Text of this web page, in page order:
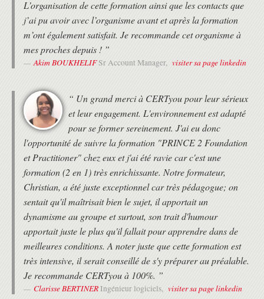
Les organisations fonctionnelles, matricielles
ou dédiées projet
Révision des fondamentaux de la conduite de
projet
La méthodologie PMI®
Les parties prenantes du projet
Le contexte socioculturel et environnemental
Les facteurs environnementaux d'entreprise
Les 10 domaines du Management de Projet
Management de l'intégration du projet (Domaine n°1)
Elaborer la charte du projet
Elaborer le plan de management de projet
Diriger et piloter l'exécution du projet
Surveiller et maîtriser le travail du projet
Maîtrise intégrée des modifications
Clôturer le projet ou la phase
Techniques : sélection de projets, calculs de
profitabilité
L'information historique et la base de
connaissance projet
Management du contenu du projet (Domaine n°2)
L’organisation de cette formation ainsi que les contacts que
j’ai pu avoir avec l’organisme avant et après la formation
m’ont également satisfait. Je recommande cet organisme à
mes proches depuis ! ”
Akim BOUKHELIFSr Account Manager, visiter sa page linkedin
“ Un grand merci à CERTyou pour leur sérieux
et leur engagement. L'environnement est adapté
pour se former sereinement. J'ai eu donc
l'opportunité de suivre la formation "PRINCE 2 Foundation
et Practitioner" chez eux et j'ai été ravie car c'est une
formation (2 en 1) très enrichissante. Notre formateur,
Christian, a été juste exceptionnel car très pédagogue; on
sentait qu'il maîtrisait bien le sujet, il apportait un
dynamisme au groupe et surtout, son trait d'humour
apportait juste le plus qu'il fallait pour apprendre dans de
meilleures conditions. A noter juste que cette formation est
très intensive, il serait conseillé de s'y préparer au préalable.
Je recommande CERTyou à 100%. ”
Clarisse BERTINERIngénieur logiciels, visiter sa page linkedin